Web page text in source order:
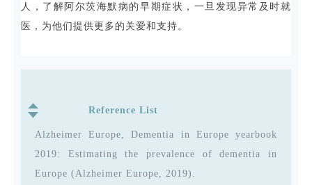
人，了解阿尔茨海默病的早期症状，一旦发现异常及时就
医，为他们提供更多的关爱和支持。
Reference List
Alzheimer Europe, Dementia in Europe yearbook
2019: Estimating the prevalence of dementia in
Europe (Alzheimer Europe, 2019).